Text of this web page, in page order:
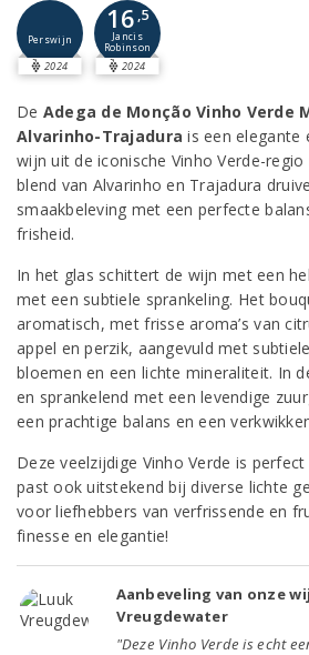
Perswijn
2024
16 ,5
Jancis
Robinson
2024
De Adega de Monção Vinho Verde
Alvarinho-Trajadura is een elegante
wijn uit de iconische Vinho Verde-
blend van Alvarinho en Trajadura
smaakbeleving met een perfecte
frisheid.
In het glas schittert de wijn met een
met een subtiele sprankeling. Het
aromatisch, met frisse aroma’s van
appel en perzik, aangevuld met
bloemen en een lichte mineraliteit. In
en sprankelend met een levendige
een prachtige balans en een
Deze veelzijdige Vinho Verde is
past ook uitstekend bij diverse lichte
voor liefhebbers van verfrissende en
finesse en elegantie!
Aanbeveling van onze
Vreugdewater
"Deze Vinho Verde is echt